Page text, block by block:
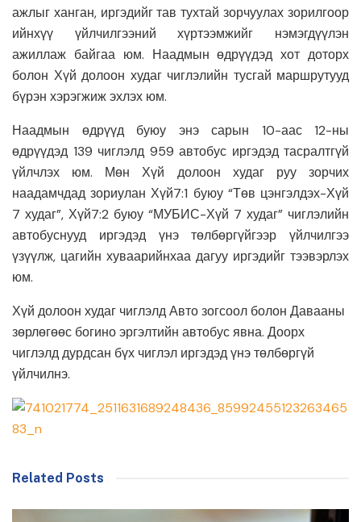
ажлыг ханган, иргэдийг тав тухтай зорчуулах зорилгоор
ийнхүү үйлчилгээний хүртээмжийг нэмэгдүүлэн
ажиллаж байгаа юм. Наадмын өдрүүдэд хот доторх
болон Хүй долоон худаг чиглэлийн тусгай маршрутууд
бүрэн хэрэгжиж эхлэх юм.
Наадмын өдрүүд буюу энэ сарын 10-аас 12-ны
өдрүүдэд 139 чиглэлд 959 автобус иргэдэд тасралтгүй
үйлчлэх юм. Мөн Хүй долоон худаг руу зорчих
наадамчдад зориулан Хүй7:1 буюу “Төв цэнгэлдэх-Хүй
7 худаг”, Хүй7:2 буюу “МУБИС-Хүй 7 худаг” чиглэлийн
автобуснууд иргэдэд үнэ төлбөргүйгээр үйлчилгээ
үзүүлж, цагийн хуваарийнхаа дагуу иргэдийг тээвэрлэх
юм.
Хүй долоон худаг чиглэлд Авто зогсоол болон Давааны
зөрлөгөөс богино эргэлтийн автобус явна. Доорх
чиглэлд дурдсан бүх чиглэл иргэдэд үнэ төлбөргүй
үйлчилнэ.
Related Posts